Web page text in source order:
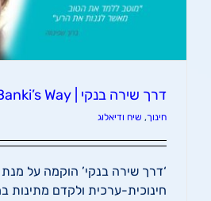
דרך שירה בנקי | Shira Banki’s Way
חינוך, שיח ודיאלוג
‘דרך שירה בנקי’ הוקמה על
חינוכית-ערכית ולקדם מתינות